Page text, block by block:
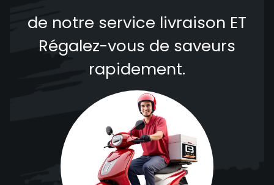
de notre service livraison ET
Régalez-vous de saveurs
rapidement.